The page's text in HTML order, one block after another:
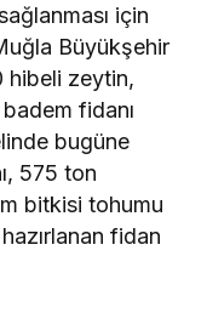
için
Büyükşehir
hibeli zeytin,
fidanı
bugüne
575 ton
bitkisi tohumu
hazırlanan fidan